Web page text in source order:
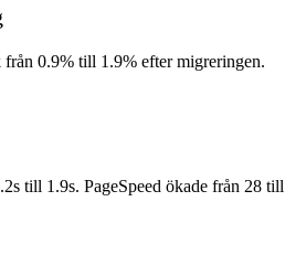
0.9% till 1.9% efter migreringen.
till 1.9s. PageSpeed ökade från 28 till